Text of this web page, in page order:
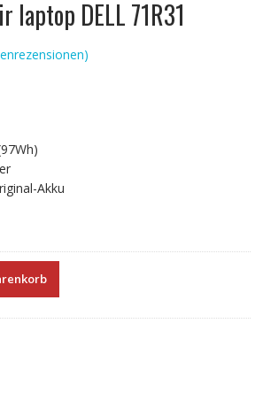
laptop DELL 71R31
Akku